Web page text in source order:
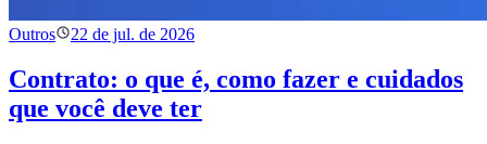
Outros 22 de jul. de 2026
Contrato: o que é, como fazer e cuidados
que você deve ter